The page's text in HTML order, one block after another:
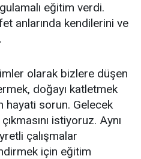
eğitim verdi.
anlarında kendilerini ve
olarak bizlere düşen
doğayı katletmek
hayati sorun. Gelecek
istiyoruz. Aynı
çalışmalar
için eğitim